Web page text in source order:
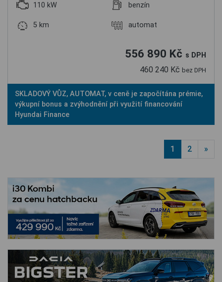
110 kW benzín
5 km automat
556 890 Kč s DPH
460 240 Kč bez DPH
SKLADOVÝ VŮZ, AUTOMAT, v ceně je započítána prémie,
výkupní bonus a zvýhodnění při využití financování
Hyundai Finance
1 2 »